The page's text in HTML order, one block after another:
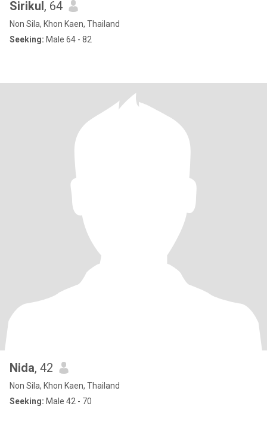
Sirikul, 64
Non Sila, Khon Kaen, Thailand
Seeking: Male 64 - 82
Nida, 42
Non Sila, Khon Kaen, Thailand
Seeking: Male 42 - 70